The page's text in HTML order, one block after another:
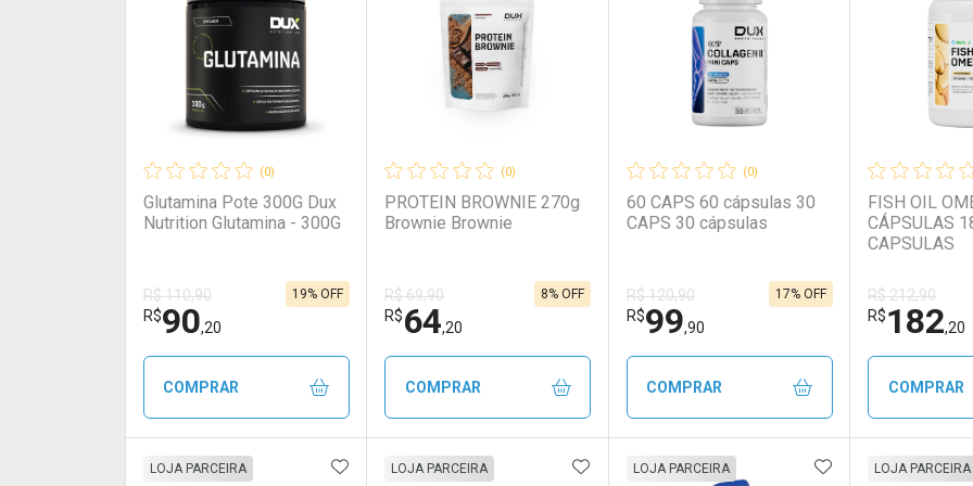
(0)
Glutamina Pote 300G Dux
Nutrition Glutamina - 300G
R$ 110,90
R$90,20
19% OFF
COMPRAR
FECHAR
FECHAR
(0)
PROTEIN BROWNIE 270g
Brownie Brownie
R$ 69,90
R$64,20
8% OFF
COMPRAR
FECHAR
FECHAR
(0)
60 CAPS 60 cápsulas 30
CAPS 30 cápsulas
R$ 120,90
R$99,90
17% OFF
COMPRAR
FECHAR
FECHAR
FISH OIL
CÁPSULAS
CAPSULAS
R$ 212,90
R$182,20
COMPRAR
LOJA PARCEIRA ADICIONAR AOS FAVORITOS
LOJA PARCEIRA ADICIONAR AOS FAVORITOS
LOJA PARCEIRA ADICIONAR AOS
LOJA PARCEIRA